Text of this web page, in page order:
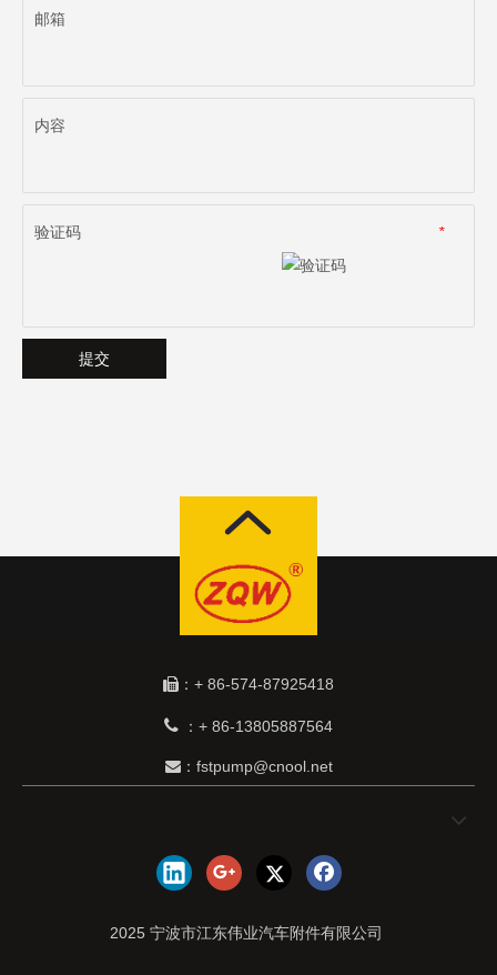
邮箱
内容
*
验证码
提交
 ：+ 86-574-87925418
 ： + 86-13805887564
：fstpump@cnool.net
2025 宁波市江东伟业汽车附件有限公司